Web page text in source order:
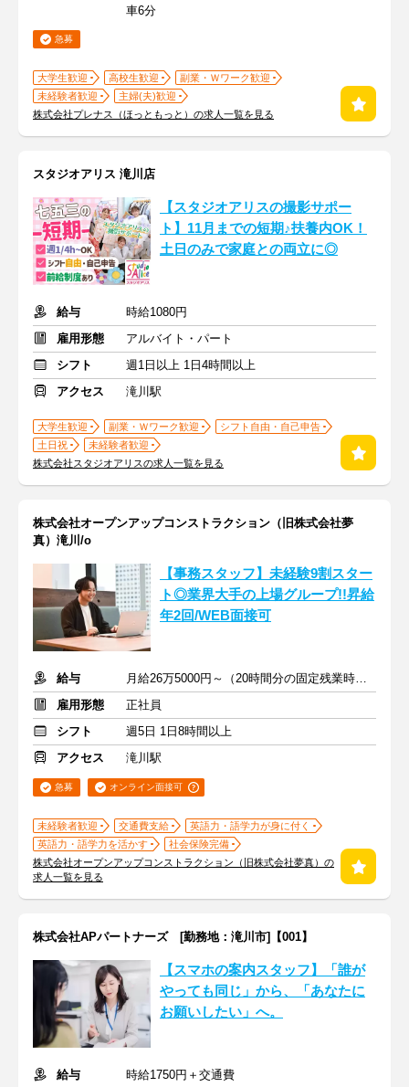
車6分
急募
大学生歓迎 高校生歓迎
副業・Ｗワーク歓迎
未経験者歓迎
主婦(夫)歓迎
株式会社プレナス（ほっともっと）の求人一覧を見る
スタジオアリス 滝川店
【スタジオアリスの撮影サポー
ト】11月までの短期♪扶養内OK！
土日のみで家庭との両立に◎
給与
時給1080円
雇用形態
アルバイト・パート
シフト
週1日以上 1日4時間以上
アクセス
滝川駅
大学生歓迎 副業・Ｗワーク歓迎
シフト自由・自己申告
土日祝
未経験者歓迎
株式会社スタジオアリスの求人一覧を見る
株式会社オープンアップコンストラクション（旧株式会社夢
真）滝川/o
【事務スタッフ】未経験9割スター
ト◎業界大手の上場グループ!!昇給
年2回/WEB面接可
給与
月給26万5000円～（20時間分の固定残業時間代を含む）
雇用形態
正社員
シフト
週5日 1日8時間以上
アクセス
滝川駅
急募 オンライン面接可
未経験者歓迎 交通費支給
英語力・語学力が身に付く
英語力・語学力を活かす
社会保険完備
株式会社オープンアップコンストラクション（旧株式会社夢真）の
求人一覧を見る
株式会社APパートナーズ [勤務地：滝川市]【001】
【スマホの案内スタッフ】「誰が
やっても同じ」から、「あなたに
お願いしたい」へ。
給与
時給1750円＋交通費